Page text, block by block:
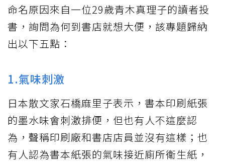
命名原因來自一位29歲青木真理子的讀者投
書，詢問為何到書店就想大便，該專題歸納
出以下五點：
1.氣味刺激
日本散文家石橋麻里子表示，書本印刷紙張
的墨水味會刺激排便，但也有人不這麼認
為，聲稱印刷廠和書店店員並沒有這樣；也
有人認為書本紙張的氣味接近廁所衛生紙，